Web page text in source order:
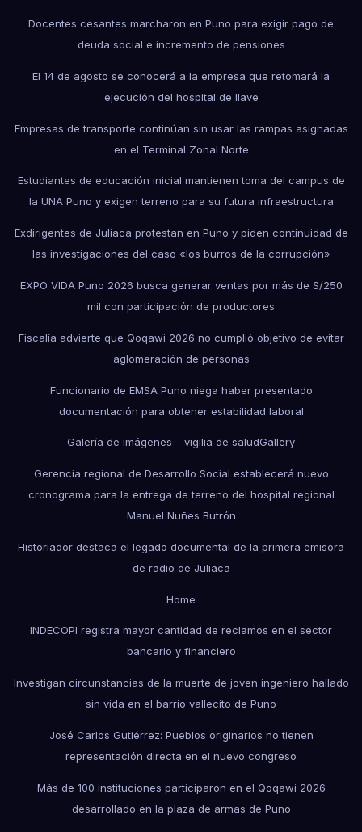
Docentes cesantes marcharon en Puno para exigir pago de
deuda social e incremento de pensiones
El 14 de agosto se conocerá a la empresa que retomará la
ejecución del hospital de Ilave
Empresas de transporte continúan sin usar las rampas asignadas
en el Terminal Zonal Norte
Estudiantes de educación inicial mantienen toma del campus de
la UNA Puno y exigen terreno para su futura infraestructura
Exdirigentes de Juliaca protestan en Puno y piden continuidad de
las investigaciones del caso «los burros de la corrupción»
EXPO VIDA Puno 2026 busca generar ventas por más de S/250
mil con participación de productores
Fiscalía advierte que Qoqawi 2026 no cumplió objetivo de evitar
aglomeración de personas
Funcionario de EMSA Puno niega haber presentado
documentación para obtener estabilidad laboral
Galería de imágenes – vigilia de saludGallery
Gerencia regional de Desarrollo Social establecerá nuevo
cronograma para la entrega de terreno del hospital regional
Manuel Nuñes Butrón
Historiador destaca el legado documental de la primera emisora
de radio de Juliaca
Home
INDECOPI registra mayor cantidad de reclamos en el sector
bancario y financiero
Investigan circunstancias de la muerte de joven ingeniero hallado
sin vida en el barrio vallecito de Puno
José Carlos Gutiérrez: Pueblos originarios no tienen
representación directa en el nuevo congreso
Más de 100 instituciones participaron en el Qoqawi 2026
desarrollado en la plaza de armas de Puno